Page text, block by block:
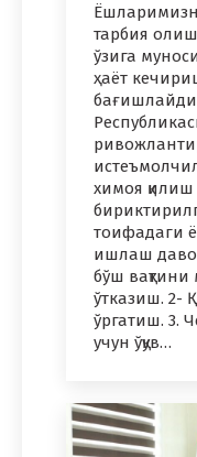
тарбия
ўзига
ҳаёт
химоя қилиш
тоифадаги
ишлаш
бўш
ўтказиш. 2-
ўргатиш. 3.
учун ўқув…